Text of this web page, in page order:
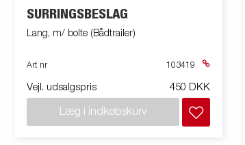
SURRINGSBESLAG
Lang, m/ bolte (Bådtrailer)
Art nr 103419
Vejl. udsalgspris 450 DKK
Læg i indkøbskurv